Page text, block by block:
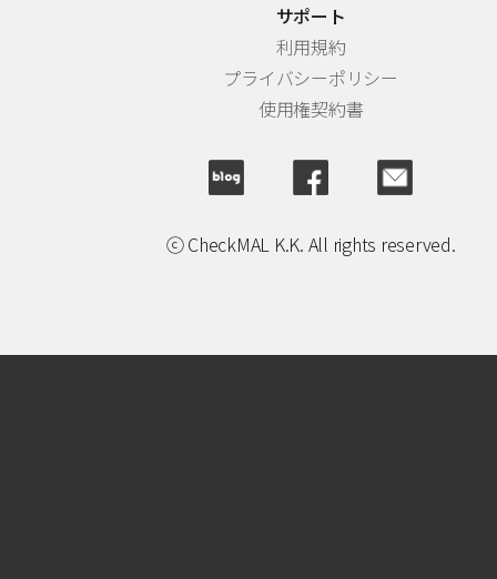
サポート
利用規約
プライバシーポリシー
使用権契約書
ⓒ CheckMAL K.K. All rights reserved.